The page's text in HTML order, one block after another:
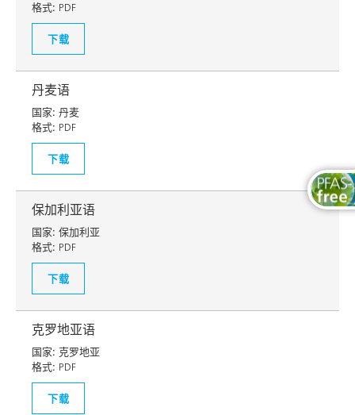
格式: PDF
下载
丹麦语
国家: 丹麦
格式: PDF
下载
保加利亚语
国家: 保加利亚
格式: PDF
下载
克罗地亚语
国家: 克罗地亚
格式: PDF
下载